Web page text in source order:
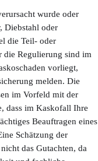
wurde oder
Diebstahl oder
die Teil- oder
die Regulierung sind im
vorliegt,
melden. Die
im Vorfeld mit der
dass im Kaskofall Ihre
Beauftragen eines
Schätzung der
das Gutachten, da